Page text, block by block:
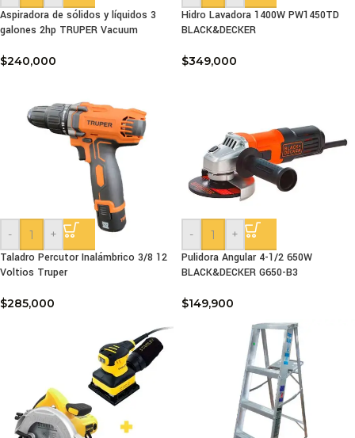
Aspiradora de sólidos y líquidos 3
galones 2hp TRUPER Vacuum
$240,000
Hidro Lavadora 1400W PW1450TD
BLACK&DECKER
$349,000
-
+
Taladro Percutor Inalámbrico 3/8 12
Voltios Truper
$285,000
-
+
Pulidora Angular 4-1/2 650W
BLACK&DECKER G650-B3
$149,900